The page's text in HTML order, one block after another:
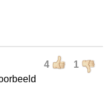
4 1